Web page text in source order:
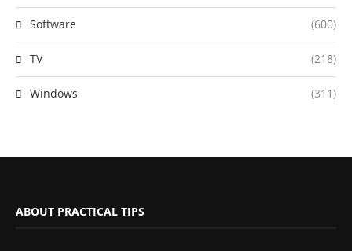
Software (600)
TV (218)
Windows (311)
ABOUT PRACTICAL TIPS